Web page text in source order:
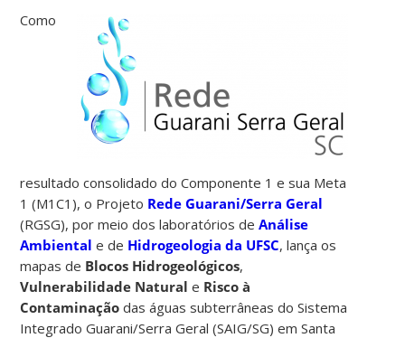
Como
resultado consolidado do Componente 1 e sua Meta
1 (M1C1), o Projeto Rede Guarani/Serra Geral
(RGSG), por meio dos laboratórios deAnálise
Ambiental e de Hidrogeologia da UFSC, lança os
mapas de Blocos Hidrogeológicos,
Vulnerabilidade Natural e Risco à
Contaminação das águas subterrâneas do Sistema
Integrado Guarani/Serra Geral (SAIG/SG) em Santa